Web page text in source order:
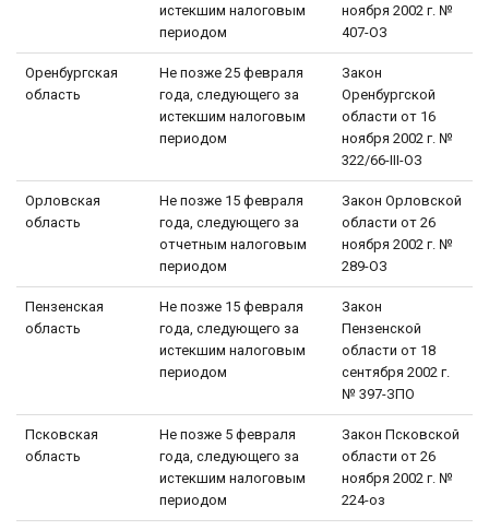
истекшим налоговым
периодом
ноября 2002 г. №
407-ОЗ
Оренбургская
область
Не позже 25 февраля
года, следующего за
истекшим налоговым
периодом
Закон
Оренбургской
области от 16
ноября 2002 г. №
322/66-III-ОЗ
Орловская
область
Не позже 15 февраля
года, следующего за
отчетным налоговым
периодом
Закон Орловской
области от 26
ноября 2002 г. №
289-ОЗ
Пензенская
область
Не позже 15 февраля
года, следующего за
истекшим налоговым
периодом
Закон
Пензенской
области от 18
сентября 2002 г.
№ 397-ЗПО
Псковская
область
Не позже 5 февраля
года, следующего за
истекшим налоговым
периодом
Закон Псковской
области от 26
ноября 2002 г. №
224-оз